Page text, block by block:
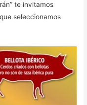
te invitamos
seleccionamos